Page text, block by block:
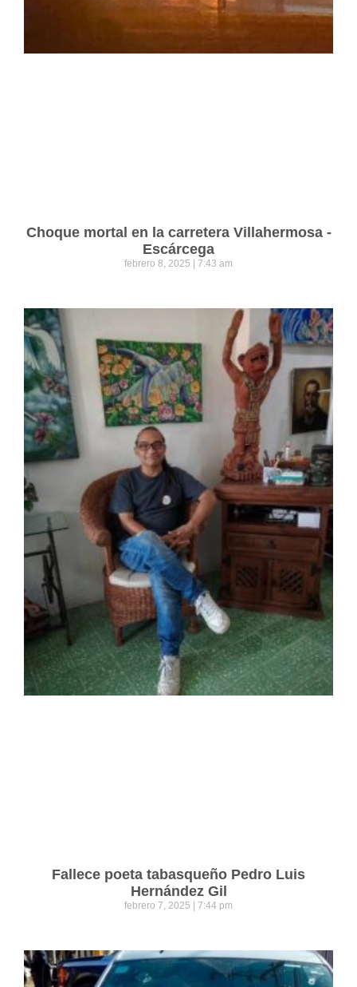
Choque mortal en la carretera Villahermosa -
Escárcega
febrero 8, 2025 7:43 am
Fallece poeta tabasqueño Pedro Luis
Hernández Gil
febrero 7, 2025 7:44 pm